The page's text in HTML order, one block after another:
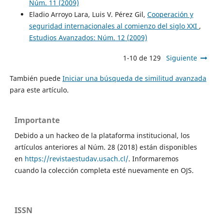
Núm. 11 (2009)
Eladio Arroyo Lara, Luis V. Pérez Gil, Cooperación y
seguridad internacionales al comienzo del siglo XXI ,
Estudios Avanzados: Núm. 12 (2009)
1-10 de 129 Siguiente
También puede Iniciar una búsqueda de similitud avanzada
para este artículo.
Importante
Debido a un hackeo de la plataforma institucional, los
artículos anteriores al Núm. 28 (2018) están disponibles
en https://revistaestudav.usach.cl/. Informaremos
cuando la colección completa esté nuevamente en OJS.
ISSN